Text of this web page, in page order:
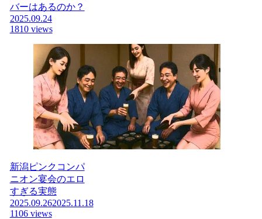
バーはあるのか？
2025.09.24
1810 views
新潟ピンクコンパ
ニオン宴会のエロ
すぎる実態
2025.09.262025.11.18
1106 views